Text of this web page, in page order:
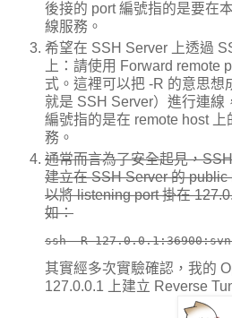
後接的 port 編號指的是要在
線服務。
希望在 SSH Server 上透過
上：請使用 Forward remote
式。這裡可以把 -R 的意思想
就是 SSH Server）進行連線
編號指的是在 remote host
務。
通常而言為了安全起見，
建立在 SSH Server 的
以將 listening port 掛在
如：
ssh -R
其實經多次實驗確認，我的
127.0.0.1 上建立 Reverse